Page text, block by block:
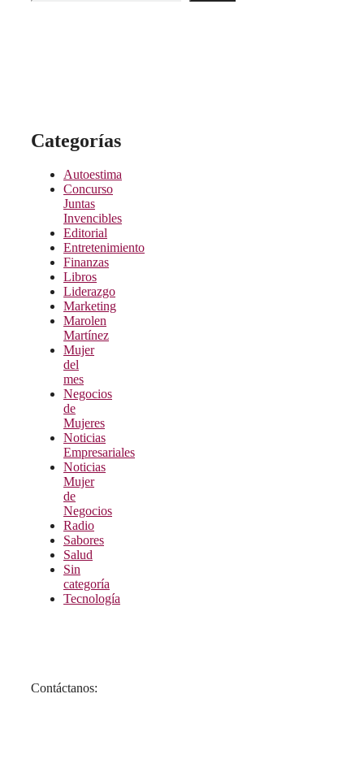
Categorías
Autoestima
Concurso
Juntas
Invencibles
Editorial
Entretenimiento
Finanzas
Libros
Liderazgo
Marketing
Marolen
Martínez
Mujer
del
mes
Negocios
de
Mujeres
Noticias
Empresariales
Noticias
Mujer
de
Negocios
Radio
Sabores
Salud
Sin
categoría
Tecnología
Contáctanos: